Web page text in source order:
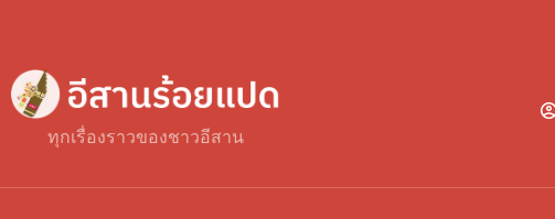
ทุกเรื่องราวของชาวอีสาน